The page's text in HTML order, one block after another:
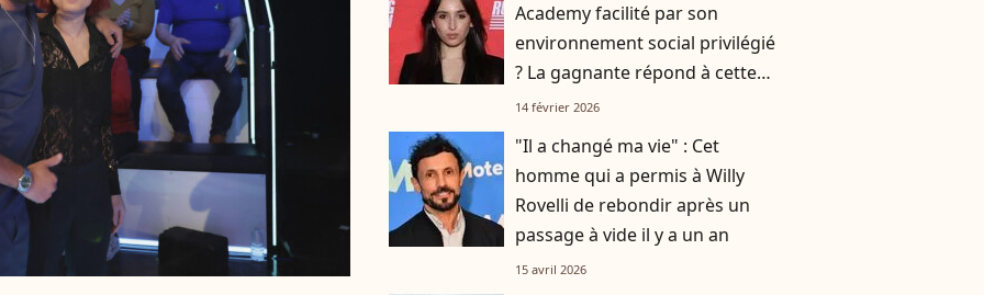
Academy facilité par son
environnement social privilégié
? La gagnante répond à cette
question
14 février 2026
"Il a changé ma vie" : Cet
homme qui a permis à Willy
Rovelli de rebondir après un
passage à vide il y a un an
15 avril 2026